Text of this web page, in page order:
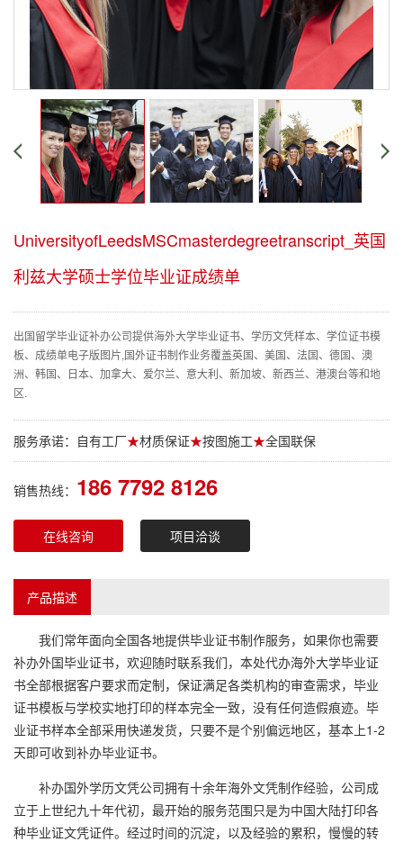
UniversityofLeedsMSCmasterdegreetranscript_英国
利兹大学硕士学位毕业证成绩单
出国留学毕业证补办公司提供海外大学毕业证书、学历文凭样本、学位证书模
板、成绩单电子版图片,国外证书制作业务覆盖英国、美国、法国、德国、澳
洲、韩国、日本、加拿大、爱尔兰、意大利、新加坡、新西兰、港澳台等和地
区.
服务承诺：自有工厂★材质保证★按图施工★全国联保
销售热线： 186 7792 8126
在线咨询 项目洽谈
产品描述
我们常年面向全国各地提供毕业证书制作服务，如果你也需要
补办外国毕业证书，欢迎随时联系我们，本处代办海外大学毕业证
书全部根据客户要求而定制，保证满足各类机构的审查需求，毕业
证书模板与学校实地打印的样本完全一致，没有任何造假痕迹。毕
业证书样本全部采用快递发货，只要不是个别偏远地区，基本上1-2
天即可收到补办毕业证书。
补办国外学历文凭公司拥有十余年海外文凭制作经验，公司成
立于上世纪九十年代初，最开始的服务范围只是为中国大陆打印各
种毕业证文凭证件。经过时间的沉淀，以及经验的累积，慢慢的转